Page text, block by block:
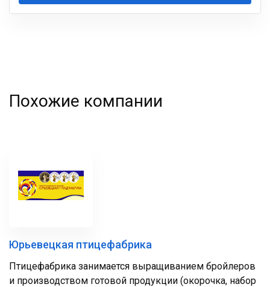
Ваша
Похожие компании
Юрьевецкая птицефабрика
Птицефабрика занимается выращиванием бройлеров
и производством готовой продукции (окорочка, набор